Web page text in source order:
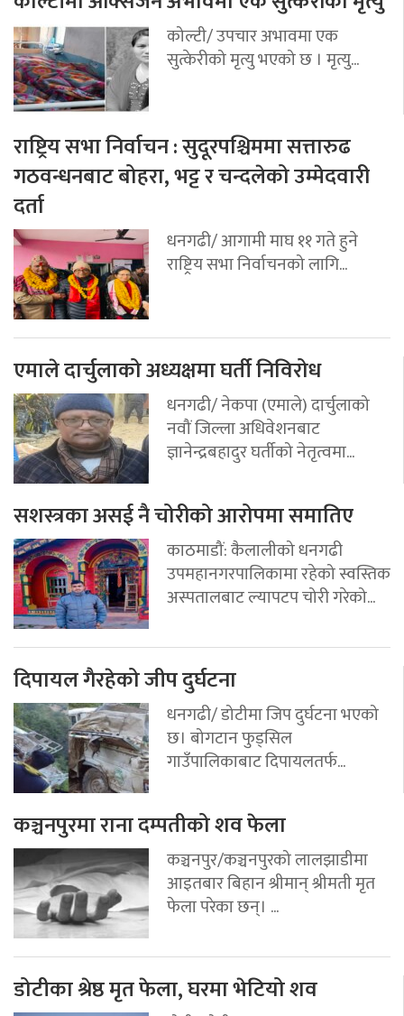
कोल्टी/ उपचार अभावमा एक
सुत्केरीको मृत्यु भएको छ । मृत्यु...
राष्ट्रिय सभा निर्वाचन : सुदूरपश्चिममा सत्तारुढ
गठवन्धनबाट बोहरा, भट्ट र चन्दलेको उम्मेदवारी
दर्ता
धनगढी/ आगामी माघ ११ गते हुने
राष्ट्रिय सभा निर्वाचनको लागि...
एमाले दार्चुलाको अध्यक्षमा घर्ती निविरोध
धनगढी/ नेकपा (एमाले) दार्चुलाको
नवौं जिल्ला अधिवेशनबाट
ज्ञानेन्द्रबहादुर घर्तीको नेतृत्वमा...
सशस्त्रका असई नै चोरीको आरोपमा समातिए
काठमाडौं: कैलालीको धनगढी
उपमहानगरपालिकामा रहेको स्वस्तिक
अस्पतालबाट ल्यापटप चोरी गरेको...
दिपायल गैरहेको जीप दुर्घटना
धनगढी/ डोटीमा जिप दुर्घटना भएको
छ। बोगटान फुड्सिल
गाउँपालिकाबाट दिपायलतर्फ...
कञ्चनपुरमा राना दम्पतीको शव फेला
कञ्चनपुर/कञ्चनपुरको लालझाडीमा
आइतबार बिहान श्रीमान् श्रीमती मृत
फेला परेका छन्। ...
डोटीका श्रेष्ठ मृत फेला, घरमा भेटियो शव